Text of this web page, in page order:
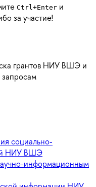
Ctrl+Enter и
за участие!
грантов НИУ ВШЭ и
запросам
социально-
НИУ ВШЭ
информационным